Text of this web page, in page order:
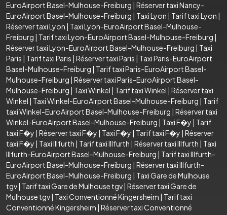
EuroAirport Basel-Mulhouse-Freiburg | Réserver taxi Nancy-
EuroAirport Basel-Mulhouse-Freiburg | Taxi Lyon | Tarif taxi Lyon |
Réserver taxi Lyon | Taxi Lyon-EuroAirport Basel-Mulhouse-
Freiburg | Tarif taxi Lyon-EuroAirport Basel-Mulhouse-Freiburg |
Réserver taxi Lyon-EuroAirport Basel-Mulhouse-Freiburg | Taxi
Paris | Tarif taxi Paris | Réserver taxi Paris | Taxi Paris-EuroAirport
Basel-Mulhouse-Freiburg | Tarif taxi Paris-EuroAirport Basel-
Mulhouse-Freiburg | Réserver taxi Paris-EuroAirport Basel-
Mulhouse-Freiburg | Taxi Winkel | Tarif taxi Winkel | Réserver taxi
Winkel | Taxi Winkel-EuroAirport Basel-Mulhouse-Freiburg | Tarif
taxi Winkel-EuroAirport Basel-Mulhouse-Freiburg | Réserver taxi
Winkel-EuroAirport Basel-Mulhouse-Freiburg | Taxi F�y | Tarif
taxi F�y | Réserver taxi F�y | Taxi F�y | Tarif taxi F�y | Réserver
taxi F�y | Taxi Illfurth | Tarif taxi Illfurth | Réserver taxi Illfurth | Taxi
Illfurth-EuroAirport Basel-Mulhouse-Freiburg | Tarif taxi Illfurth-
EuroAirport Basel-Mulhouse-Freiburg | Réserver taxi Illfurth-
EuroAirport Basel-Mulhouse-Freiburg | Taxi Gare de Mulhouse
tgv| Tarif taxi Gare de Mulhouse tgv| Réserver taxi Gare de
Mulhouse tgv| Taxi Conventionné Kingersheim | Tarif taxi
Conventionné Kingersheim | Réserver taxi Conventionné